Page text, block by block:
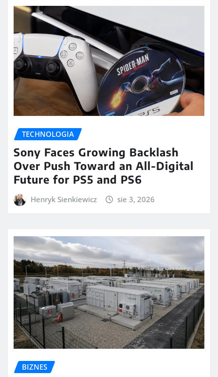
TECHNOLOGIA
Sony Faces Growing Backlash
Over Push Toward an All-Digital
Future for PS5 and PS6
Henryk Sienkiewicz sie 3, 2026
BIZNES